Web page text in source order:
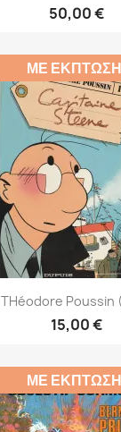
50,00 €
THéodore Poussin
15,00 €
ΜΕ
ΜΕ